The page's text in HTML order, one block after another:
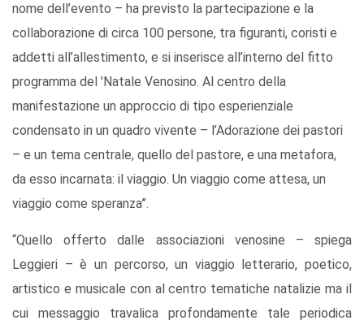
nome dell’evento – ha previsto la partecipazione e la
collaborazione di circa 100 persone, tra figuranti, coristi e
addetti all’allestimento, e si inserisce all’interno del fitto
programma del 'Natale Venosino. Al centro della
manifestazione un approccio di tipo esperienziale
condensato in un quadro vivente – l’Adorazione dei pastori
– e un tema centrale, quello del pastore, e una metafora,
da esso incarnata: il viaggio. Un viaggio come attesa, un
viaggio come speranza”.
“Quello offerto dalle associazioni venosine – spiega
Leggieri – è un percorso, un viaggio letterario, poetico,
artistico e musicale con al centro tematiche natalizie ma il
cui messaggio travalica profondamente tale periodica